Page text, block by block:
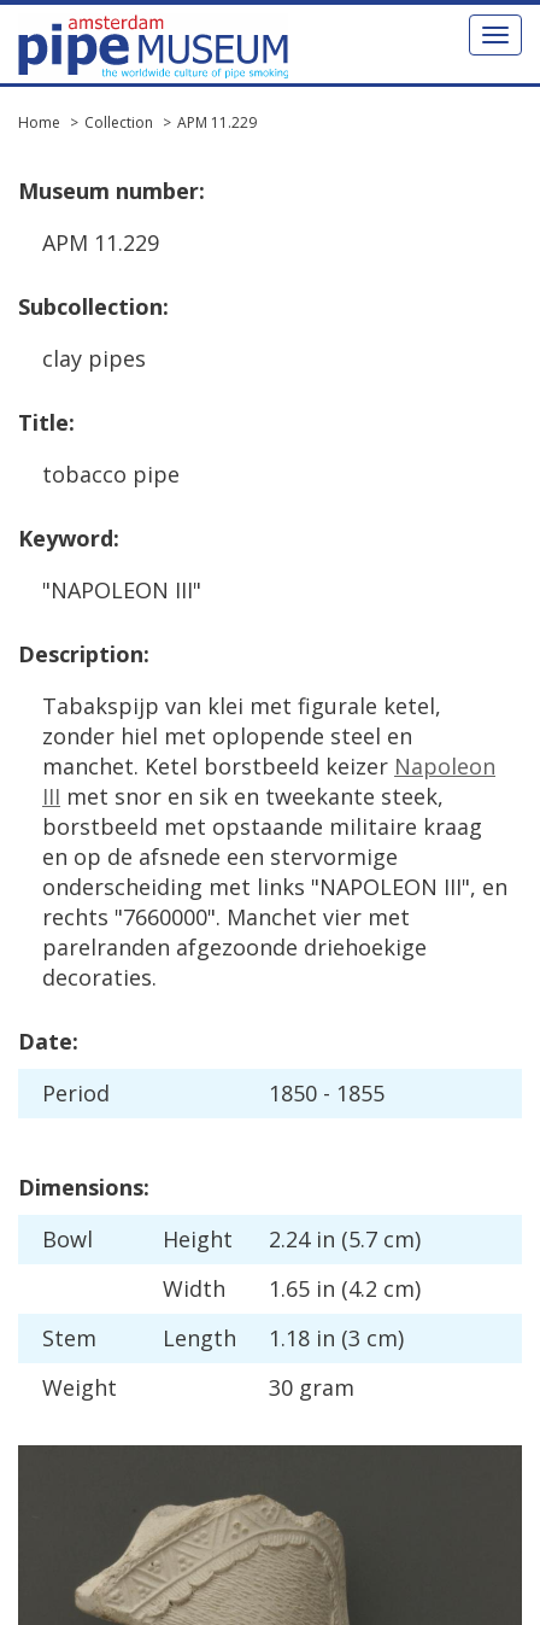
Toggle
Home Collection APM 11.229
Museum number:
APM 11.229
Subcollection:
clay pipes
Title:
tobacco pipe
Keyword:
"NAPOLEON III"
Description:
Tabakspijp van klei met figurale ketel,
zonder hiel met oplopende steel en
manchet. Ketel borstbeeld keizer Napoleon
III met snor en sik en tweekante steek,
borstbeeld met opstaande militaire kraag
en op de afsnede een stervormige
onderscheiding met links "NAPOLEON III", en
rechts "7660000". Manchet vier met
parelranden afgezoonde driehoekige
decoraties.
Date:
Period
1850 - 1855
Dimensions:
Bowl
Height 2.24 in (5.7 cm)
Width
1.65 in (4.2 cm)
Stem
Length 1.18 in (3 cm)
Weight
30 gram